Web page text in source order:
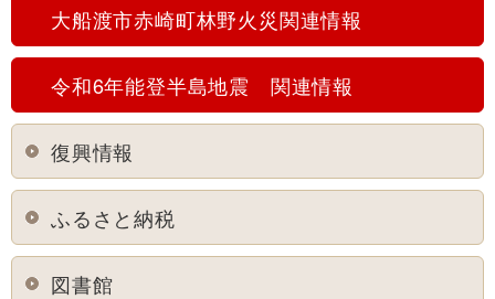
大船渡市赤崎町林野火災関連情報
令和6年能登半島地震 関連情報
復興情報
ふるさと納税
図書館